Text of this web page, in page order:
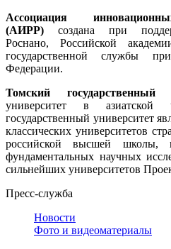
Ассоциация
(АИРР) создана при
Роснано, Российской
государственной службы
Федерации.
Томский государственный
университет в азиатской
государственный университет
классических университетов
российской высшей
фундаментальных научных
сильнейших университетов
Пресс-служба
Новости
Фото и видеоматериалы